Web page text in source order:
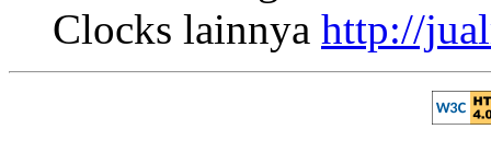
Clocks lainnya http://